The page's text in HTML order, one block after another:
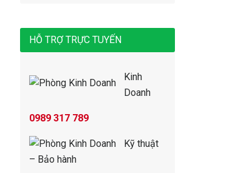
HỖ TRỢ TRỰC TUYẾN
Kinh
Doanh
0989 317 789
Kỹ thuật
– Bảo hành